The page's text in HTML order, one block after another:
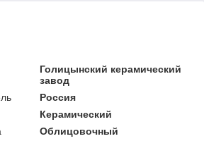
Голицынский керамический
завод
Россия
Керамический
Облицовочный